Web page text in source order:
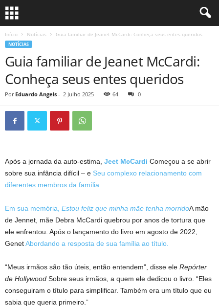
Início Notícias Guia familiar de Jeanet McCardi: Conheça seus entes queridos
NOTÍCIAS
Guia familiar de Jeanet McCardi:
Conheça seus entes queridos
Por Eduardo Angels - 2 Julho 2025 64 0
Após a jornada da auto-estima, Jeet McCardi Começou a se abrir
sobre sua infância difícil – e Seu complexo relacionamento com
diferentes membros da família.
Em sua memória, Estou feliz que minha mãe tenha morridoA mão
de Jennet, mãe Debra McCardi quebrou por anos de tortura que
ele enfrentou. Após o lançamento do livro em agosto de 2022,
GenetAbordando a resposta de sua família ao título.
“Meus irmãos são tão úteis, então entendem”, disse ele Repórter
de Hollywood Sobre seus irmãos, a quem ele dedicou o livro. “Eles
conseguiram o título para simplificar. Também era um título que eu
sabia que queria primeiro.”